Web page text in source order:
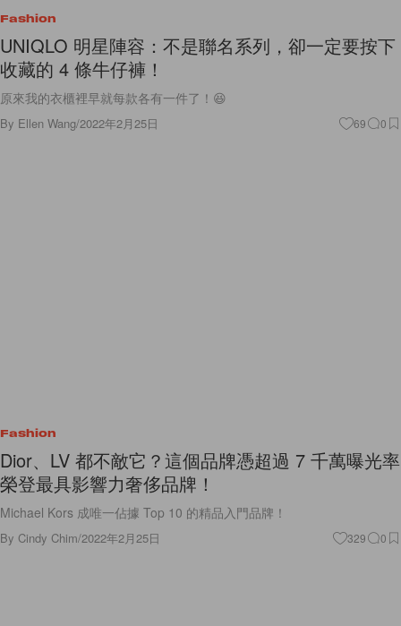
Fashion
UNIQLO 明星陣容：不是聯名系列，卻一定要按下
收藏的 4 條牛仔褲！
原來我的衣櫃裡早就每款各有一件了！😆
By Ellen Wang/2022年2月25日 69 0
Fashion
Dior、LV 都不敵它？這個品牌憑超過 7 千萬曝光率
榮登最具影響力奢侈品牌！
Michael Kors 成唯一佔據 Top 10 的精品入門品牌！
By Cindy Chim/2022年2月25日 329 0